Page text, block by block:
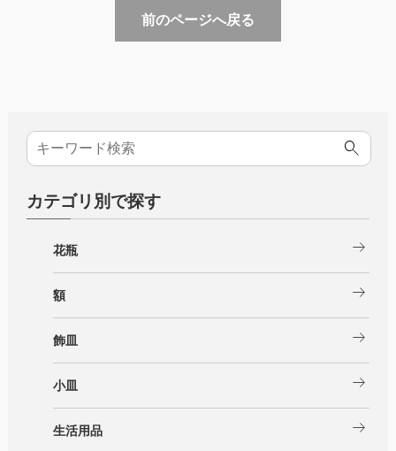
前のページへ戻る
カテゴリ別で探す
花瓶 arrow_right_alt
額 arrow_right_alt
飾皿 arrow_right_alt
小皿 arrow_right_alt
生活用品 arrow_right_alt